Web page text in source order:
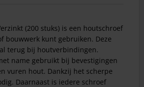
(200 stuks) is een houtschroef
bouwwerk kunt gebruiken. Deze
terug bij houtverbindingen.
name gebruikt bij bevestigingen
vuren hout. Dankzij het scherpe
Daarnaast is iedere schroef